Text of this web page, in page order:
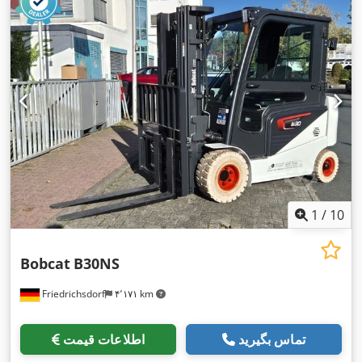
Elektro
, عرض ساخت:,
1 / 10
Friedrichsdorf ۴٬۱۷۱ km
Bobcat B30NS
اطلاعات قیمت تماس بگیرید